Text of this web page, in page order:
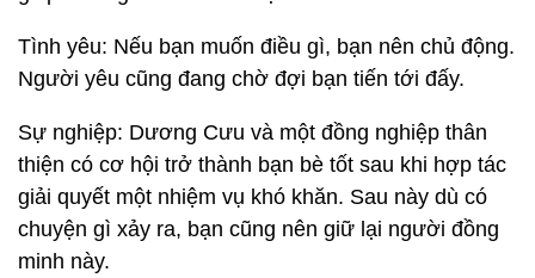
Tình yêu: Nếu bạn muốn điều gì, bạn nên chủ động.
Người yêu cũng đang chờ đợi bạn tiến tới đấy.
Sự nghiệp: Dương Cưu và một đồng nghiệp thân
thiện có cơ hội trở thành bạn bè tốt sau khi hợp tác
giải quyết một nhiệm vụ khó khăn. Sau này dù có
chuyện gì xảy ra, bạn cũng nên giữ lại người đồng
minh này.